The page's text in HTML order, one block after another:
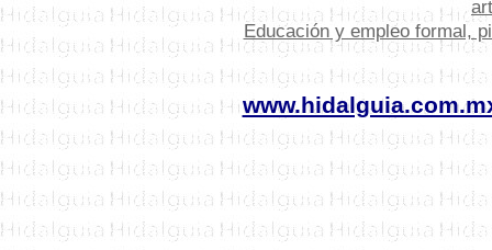
Educación y empleo formal,